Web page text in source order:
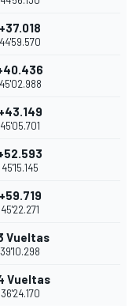
+37.018
44'59.570
45'02.988
+43.149
45'05.701
45'15.145
+59.719
45'22.271
Vueltas
39'10.298
Vueltas
36'24.170